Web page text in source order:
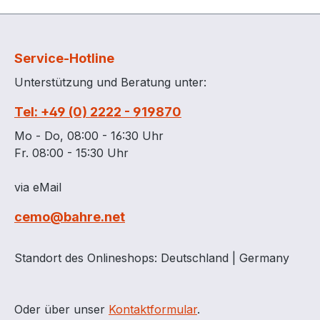
die Befestigung auf der
integrierten Handgriffen
Mit Deckelanschlag und
Exzenterverschlüssen
Durch eine umlaufende
integrierte Dichtung
spritzwasserdicht
Trennwand zum
der CEMbox
(z.B. Wasserwaage)
Deckelanschlag
Durch eine
Verstärkte
stabilem
optionales
Trennwand zum
Einspannen in
Service-Hotline
Unterstützung und Beratung unter:
Tel: +49 (0) 2222 - 919870
Mo - Do, 08:00 - 16:30 Uhr
Fr. 08:00 - 15:30 Uhr
via eMail
cemo@bahre.net
Standort des Onlineshops: Deutschland | Germany
Oder über unser Kontaktformular.